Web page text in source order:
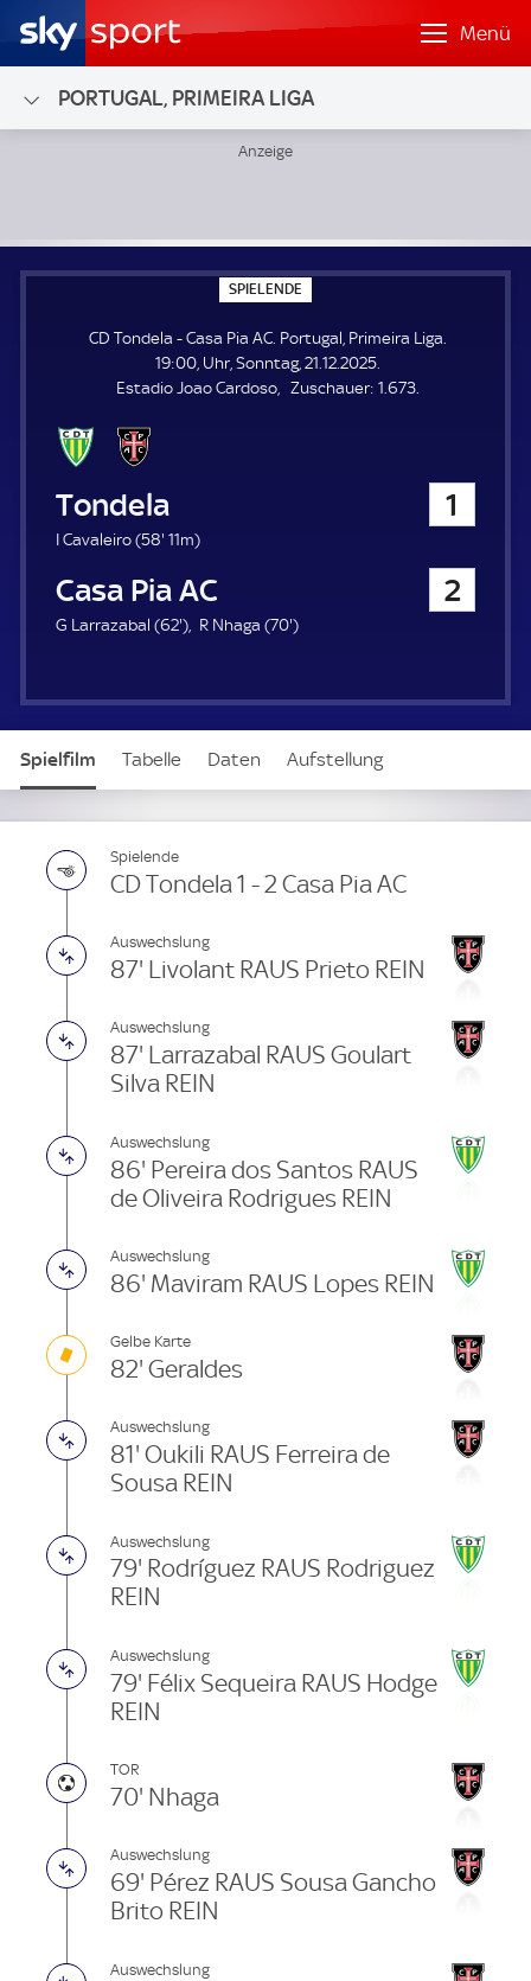
Menü
PORTUGAL, PRIMEIRA LIGA
SPIELENDE
P
E
L
E
N
CD Tondela - Casa Pia AC. Portugal, Primeira Liga.
19:00, Uhr, Sonntag, 21.12.2025.
Estadio Joao Cardoso
Zuschauer: Z1.673.
CD Tondela 1
I Cavaleiro (58'5
.
i
t
e
11m)
Casa Pia AC 2
G Larrazabal (62'6
t
) R Nhaga (70'7
u
t
)
Spielfilm Tabelle Daten Aufstellung
Spielende
CD Tondela 1 - 2 Casa Pia AC
Auswechslung
87' Livolant RAUS Prieto REIN
Auswechslung
87' Larrazabal RAUS Goulart
Silva REIN
Auswechslung
86' Pereira dos Santos RAUS
de Oliveira Rodrigues REIN
Auswechslung
86' Maviram RAUS Lopes REIN
Gelbe Karte
82' Geraldes
Auswechslung
81' Oukili RAUS Ferreira de
Sousa REIN
Auswechslung
79' Rodríguez RAUS Rodriguez
REIN
Auswechslung
79' Félix Sequeira RAUS Hodge
REIN
TOR
70' Nhaga
Auswechslung
69' Pérez RAUS Sousa Gancho
Brito REIN
Auswechslung